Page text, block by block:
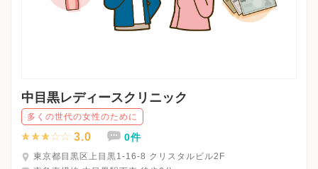
中目黒レディースクリニック
多くの世代の女性のために
3.0 0件
東京都目黒区上目黒1-16-8 クリスタルビル2F